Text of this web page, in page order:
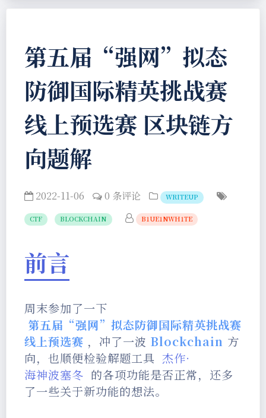
第五届“强网”拟态
防御国际精英挑战赛
线上预选赛 区块链方
向题解
2022-11-06 0 条评论 WRITEUP
CTF BLOCKCHAIN B1UE1NWH1TE
前言
周末参加了一下
第五届“强网”拟态防御国际精英挑战赛
线上预选赛 ，冲了一波 Blockchain 方
向，也顺便检验解题工具 杰作·
海神波塞冬 的各项功能是否正常，还多
了一些关于新功能的想法。